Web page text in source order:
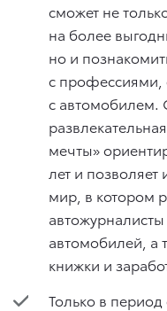
сможет не
на более
но и
с профессиями,
с
мечты»
лет и позволяет
мир, в котором
автомобилей, а
книжки и
Только в период